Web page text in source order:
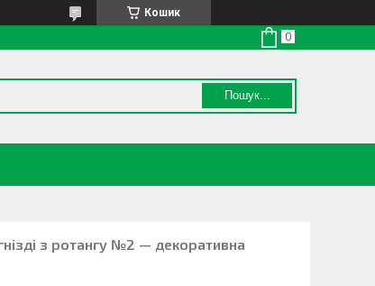
Кошик
Пошук...
з ротангу №2 — декоративна